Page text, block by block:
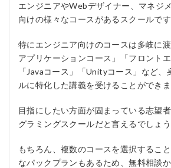
エンジニアやWebデザイナー、マネジ
向けの様々なコースがあるスクールです
特にエンジニア向けのコースは多岐に
アプリケーションコース」「フロントエ
「Javaコース」「Unityコース」など、
ルに特化した講義を受けることができま
目指にしたい方面が固まっている志望
グラミングスクールだと言えるでしょう
もちろん、複数のコースを選択するこ
なパックプランもあるため、無料相談